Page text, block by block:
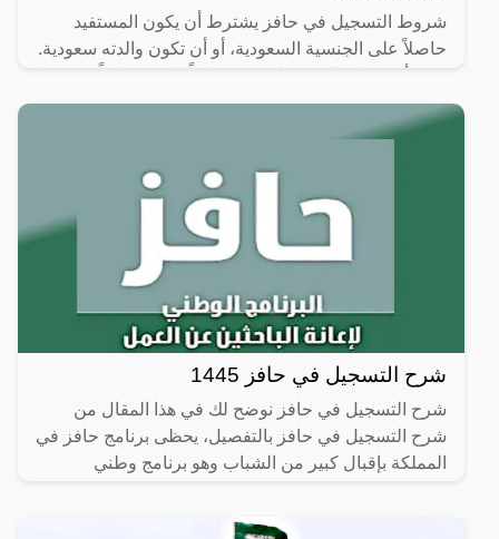
شروط التسجيل في حافز يشترط أن يكون المستفيد
حاصلاً على الجنسية السعودية، أو أن تكون والدته سعودية.
شرح التسجيل في حافز 1445
شرح التسجيل في حافز نوضح لك في هذا المقال من
شرح التسجيل في حافز بالتفصيل، يحظى برنامج حافز في
المملكة بإقبال كبير من الشباب وهو برنامج وطني